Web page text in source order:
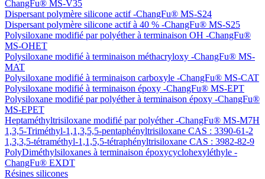
ChangFu® MS-V35
Dispersant polymère silicone actif -ChangFu® MS-S24
Dispersant polymère silicone actif à 40 % -ChangFu® MS-S25
Polysiloxane modifié par polyéther à terminaison OH -ChangFu®
MS-OHET
Polysiloxane modifié à terminaison méthacryloxy -ChangFu® MS-
MAT
Polysiloxane modifié à terminaison carboxyle -ChangFu® MS-CAT
Polysiloxane modifié à terminaison époxy -ChangFu® MS-EPT
Polysiloxane modifié par polyéther à terminaison époxy -ChangFu®
MS-EPET
Heptaméthyltrisiloxane modifié par polyéther -ChangFu® MS-M7H
1,3,5-Triméthyl-1,1,3,5,5-pentaphényltrisiloxane CAS : 3390-61-2
1,3,3,5-tétraméthyl-1,1,5,5-tétraphényltrisiloxane CAS : 3982-82-9
PolyDiméthylsiloxanes à terminaison époxycyclohexyléthyle -
ChangFu® EXDT
Résines silicones